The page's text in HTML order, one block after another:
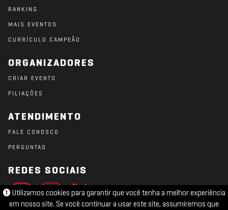
RANKING
MAIS EVENTOS
CURRÍCULO CAMPEÃO
ORGANIZADORES
CRIAR EVENTO
FILIAÇÕES
ATENDIMENTO
FALE CONOSCO
PERGUNTAS
REDES SOCIAIS
Utilizamos cookies para garantir que você tenha a melhor experiência
em nosso site. Se você continuar a usar este site, assumiremos que